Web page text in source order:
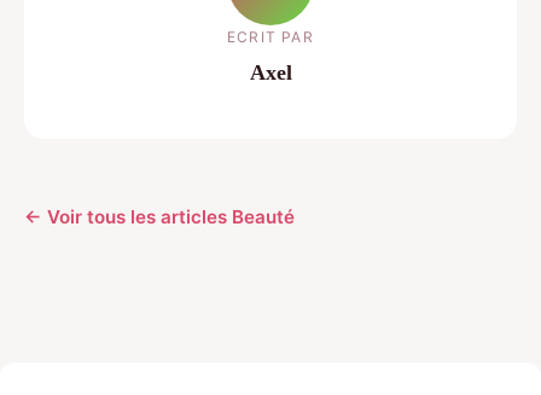
ECRIT PAR
Axel
← Voir tous les articles Beauté